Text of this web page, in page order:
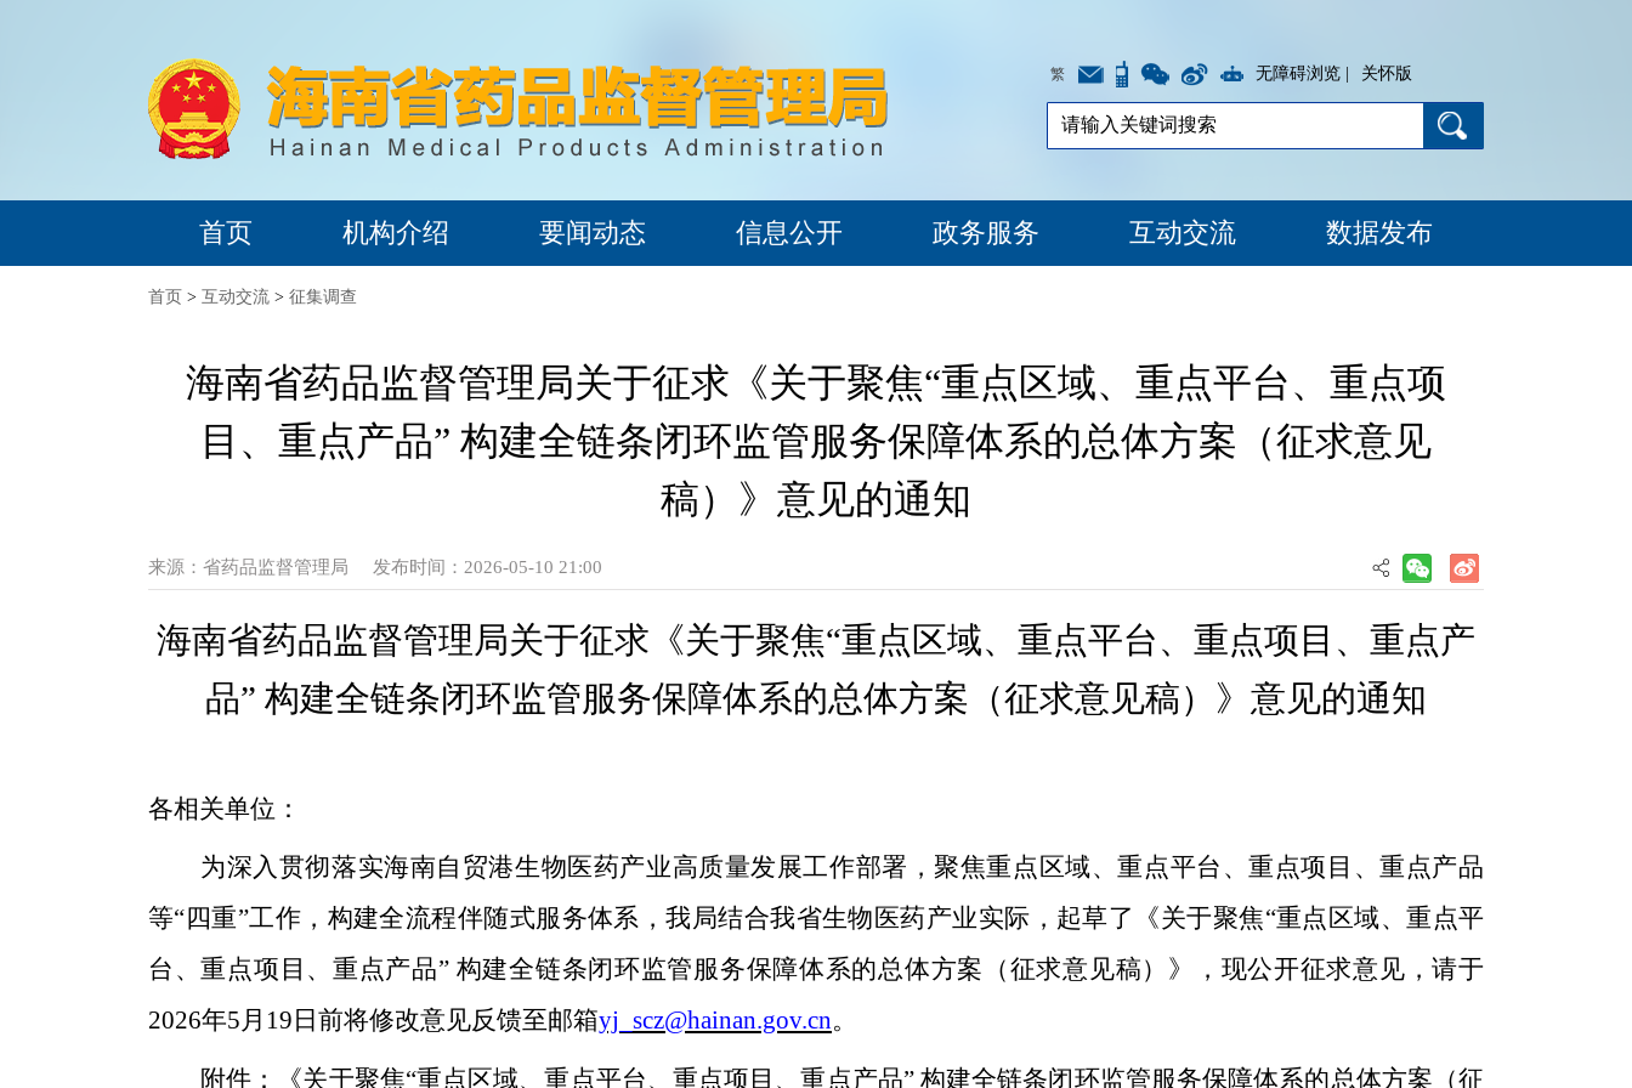
繁 无障碍浏览 | 关怀版
首页 机构介绍 要闻动态 信息公开 政务服务 互动交流 数据发布
首页 > 互动交流 > 征集调查
海南省药品监督管理局关于征求《关于聚焦“重点区域、重点平台、重点项
目、重点产品” 构建全链条闭环监管服务保障体系的总体方案（征求意见
稿）》意见的通知
来源： 省药品监督管理局 发布时间：2026-05-10 21:00
海南省药品监督管理局关于征求《关于聚焦“重点区域、重点平台、重点项目、重点产
品” 构建全链条闭环监管服务保障体系的总体方案（征求意见稿） 》 意见的通知
各相关单位：
为深入贯彻落实海南自贸港生物医药产业高质量发展工作部署，聚焦重点区域、重点平台、重点项目、重点产品
等“四重”工作，构建全流程伴随式服务体系，我局结合我省生物医药产业实际 ，起草了 《关于聚焦“重点区域、重点平
台、重点项目、重点产品” 构建全链条闭环监管服务保障体系的总体方案（征求意见稿）》， 现公开征求意见，请于
2026年5月 19 日前将修改意见反馈至邮箱yj_scz@hainan.gov.cn。
附件： 《关于聚焦“重点区域、重点平台、重点项目、重点产品” 构建全链条闭环监管服务保障体系的总体方案 （征